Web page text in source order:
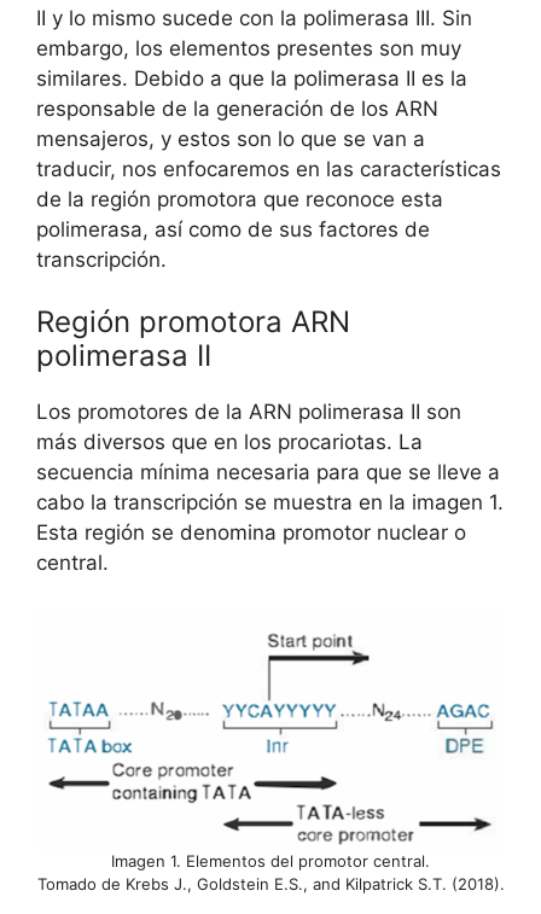
II y lo mismo sucede con la polimerasa III. Sin
embargo, los elementos presentes son muy
similares. Debido a que la polimerasa II es la
responsable de la generación de los ARN
mensajeros, y estos son lo que se van a
traducir, nos enfocaremos en las características
de la región promotora que reconoce esta
polimerasa, así como de sus factores de
transcripción.
Región promotora ARN
polimerasa II
Los promotores de la ARN polimerasa II son
más diversos que en los procariotas. La
secuencia mínima necesaria para que se lleve a
cabo la transcripción se muestra en la imagen 1.
Esta región se denomina promotor nuclear o
central.
Imagen 1. Elementos del promotor central.
Tomado de Krebs J., Goldstein E.S., and Kilpatrick S.T. (2018).